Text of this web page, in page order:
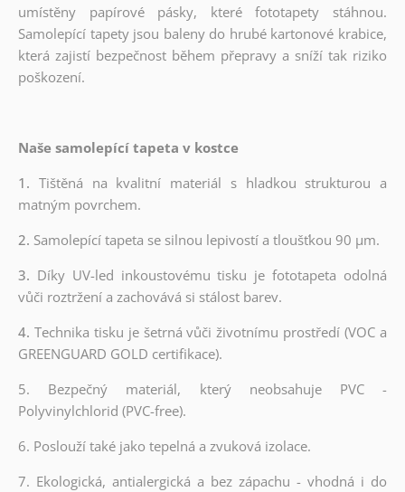
umístěny papírové pásky, které fototapety stáhnou.
Samolepící tapety jsou baleny do hrubé kartonové krabice,
která zajistí bezpečnost během přepravy a sníží tak riziko
poškození.
Naše samolepící tapeta v kostce
1. Tištěná na kvalitní materiál s hladkou strukturou a
matným povrchem.
2. Samolepící tapeta se silnou lepivostí a tloušťkou 90 µm.
3. Díky UV-led inkoustovému tisku je fototapeta odolná
vůči roztržení a zachovává si stálost barev.
4. Technika tisku je šetrná vůči životnímu prostředí (VOC a
GREENGUARD GOLD certifikace).
5. Bezpečný materiál, který neobsahuje PVC -
Polyvinylchlorid (PVC-free).
6. Poslouží také jako tepelná a zvuková izolace.
7. Ekologická, antialergická a bez zápachu - vhodná i do